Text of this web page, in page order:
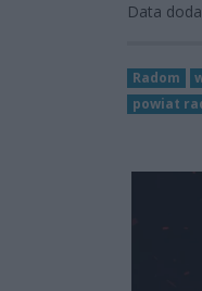
Data
Radom
powiat